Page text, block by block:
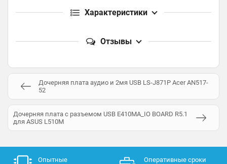
Характеристики
Отзывы
Дочерняя плата аудио и 2мя USB LS-J871P Acer AN517-
52
Дочерняя плата с разъемом USB E410MA_IO BOARD R5.1
для ASUS L510M
Опытные
Оперативные сроки